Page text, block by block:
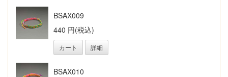
BSAX009
440 円(税込)
カート 詳細
BSAX010